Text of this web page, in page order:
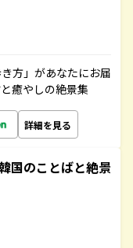
方」があなたにお届
癒やしの絶景集
詳細を見る
国のことばと絶景